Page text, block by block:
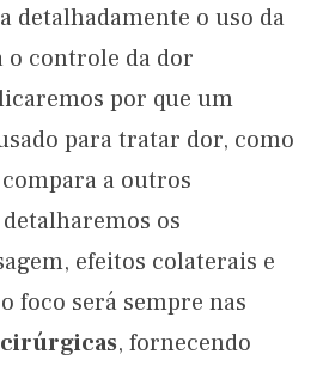
detalhadamente o uso da
controle da dor
por que um
para tratar dor, como
a outros
os
efeitos colaterais e
foco será sempre nas
cirúrgicas, fornecendo